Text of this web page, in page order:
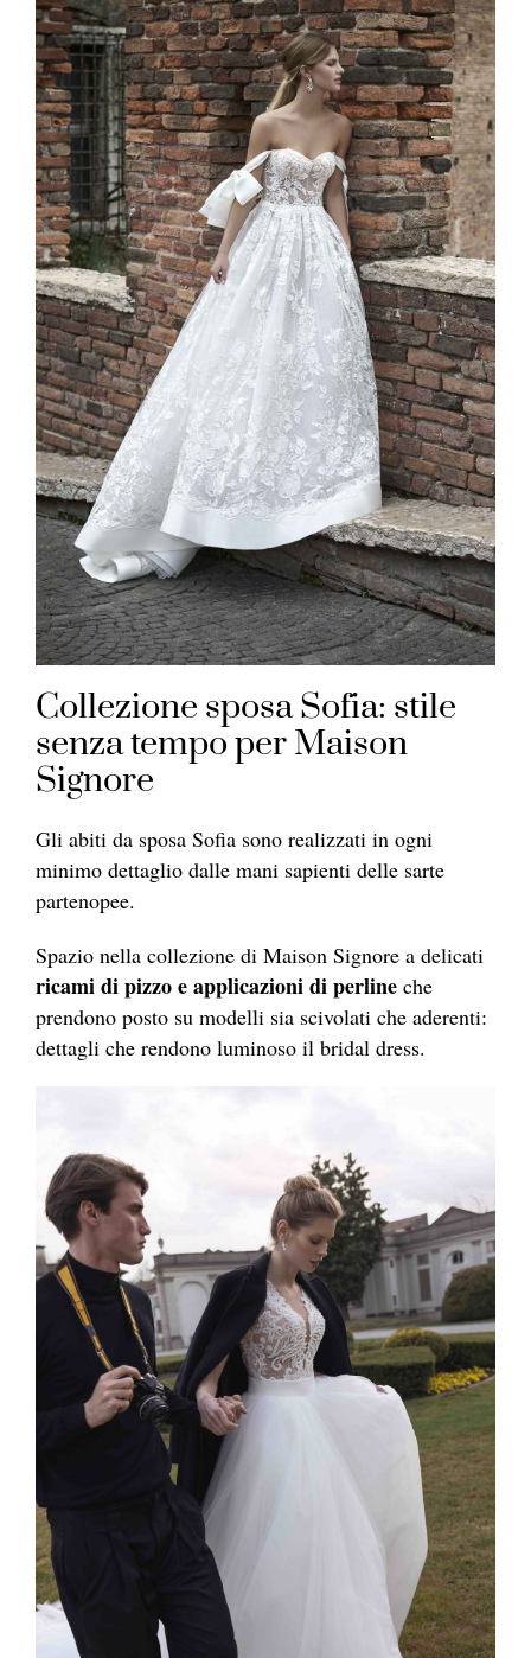
Collezione sposa Sofia: stile
senza tempo per Maison
Signore
Gli abiti da sposa Sofia sono realizzati in ogni
minimo dettaglio dalle mani sapienti delle sarte
partenopee.
Spazio nella collezione di Maison Signore a delicati
ricami di pizzo e applicazioni di perline che
prendono posto su modelli sia scivolati che aderenti:
dettagli che rendono luminoso il bridal dress.